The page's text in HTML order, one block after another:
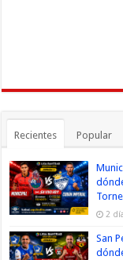
Recientes Popular
2
San